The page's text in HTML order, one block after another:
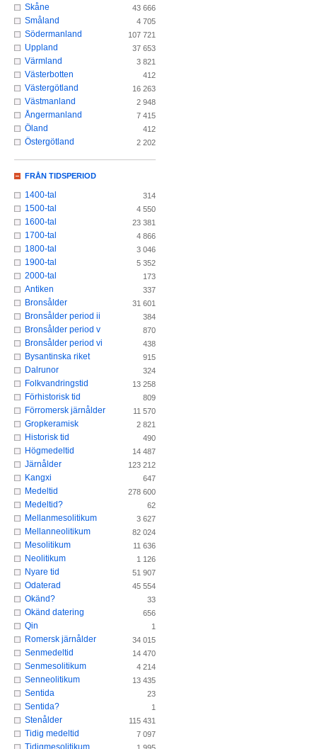
Skåne 43 666
Småland 4 705
Södermanland 107 721
Uppland 37 653
Värmland 3 821
Västerbotten 412
Västergötland 16 263
Västmanland 2 948
Ångermanland 7 415
Öland 412
Östergötland 2 202
FRÅN TIDSPERIOD
1400-tal 314
1500-tal 4 550
1600-tal 23 381
1700-tal 4 866
1800-tal 3 046
1900-tal 5 352
2000-tal 173
Antiken 337
Bronsålder 31 601
Bronsålder period ii 384
Bronsålder period v 870
Bronsålder period vi 438
Bysantinska riket 915
Dalrunor 324
Folkvandringstid 13 258
Förhistorisk tid 809
Förromersk järnålder 11 570
Gropkeramisk 2 821
Historisk tid 490
Högmedeltid 14 487
Järnålder 123 212
Kangxi 647
Medeltid 278 600
Medeltid? 62
Mellanmesolitikum 3 627
Mellanneolitikum 82 024
Mesolitikum 11 636
Neolitikum 1 126
Nyare tid 51 907
Odaterad 45 554
Okänd? 33
Okänd datering 656
Qin 1
Romersk järnålder 34 015
Senmedeltid 14 470
Senmesolitikum 4 214
Senneolitikum 13 435
Sentida 23
Sentida? 1
Stenålder 115 431
Tidig medeltid 7 097
Tidigmesolitikum